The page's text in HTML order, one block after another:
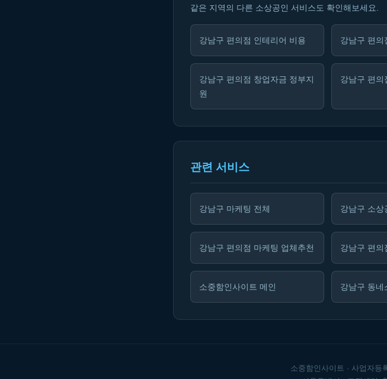
같은 지역의 다른 소상공인 서비스도 확인해보세요.
강남구 편의점 인테리어 비용 강남구 편의
강남구 편의점 창업자금 정부지
원
강남구 편의
관련 서비스
강남구 마케팅 전체 강남구 소상
강남구 편의점 마케팅 업체추천 강남구 편의
소중함인사이트 메인 강남구 동네
소중함인사이트 · 사업자등